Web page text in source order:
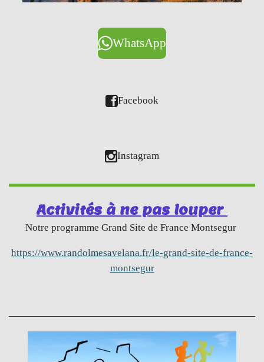
WhatsApp
Facebook
Instagram
Activités à ne pas louper
Notre programme Grand Site de France Montsegur
https://www.randolmesavelana.fr/le-grand-site-de-france-
montsegur